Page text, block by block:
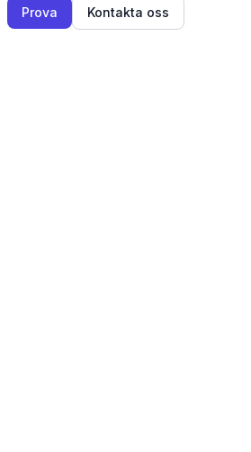
Prova Kontakta oss